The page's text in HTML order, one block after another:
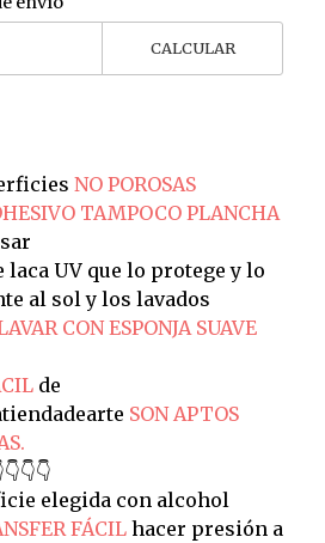
CALCULAR
NO POROSAS
TAMPOCO PLANCHA
laca UV que lo protege y lo
al sol y los lavados
CON ESPONJA SUAVE
de
SON APTOS
elegida con alcohol
FÁCILhacer presión a